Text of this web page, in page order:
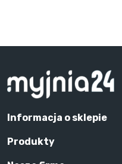
Informacja o sklepie
Produkty